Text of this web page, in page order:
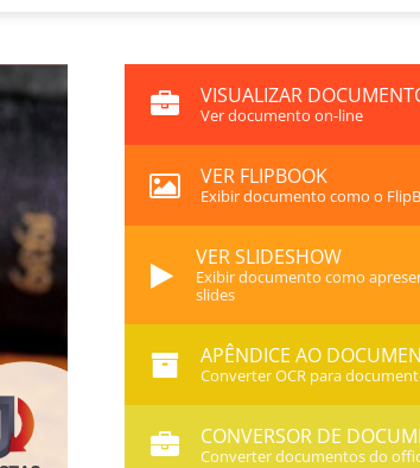
VISUALIZAR
Ver documento on-line
VER FLIPBOOK
Exibir documento como o
VER SLIDESHOW
Exibir documento como
slides
APÊNDICE AO
Converter OCR para
CONVERSOR DE
Converter documentos do